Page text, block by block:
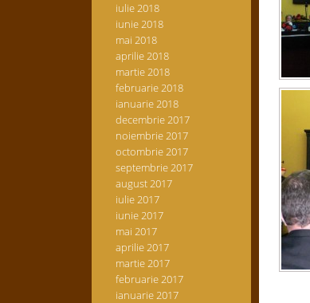
iulie 2018
iunie 2018
mai 2018
aprilie 2018
martie 2018
februarie 2018
ianuarie 2018
decembrie 2017
noiembrie 2017
octombrie 2017
septembrie 2017
august 2017
iulie 2017
iunie 2017
mai 2017
aprilie 2017
martie 2017
februarie 2017
ianuarie 2017